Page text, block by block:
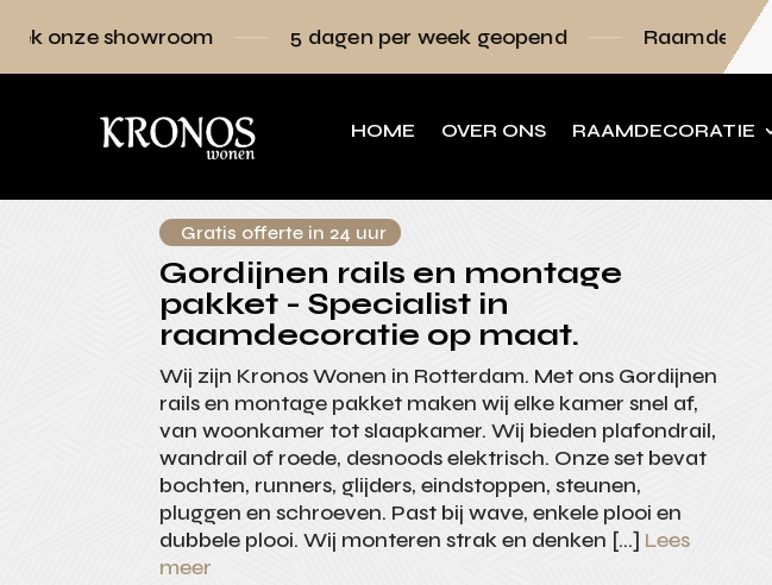
5 dagen per week geopend Raamdecoratie volledig op
HOME OVER ONS RAAMDECORATIE
Gratis offerte in 24 uur
Gordijnen rails en montage
pakket - Specialist in
raamdecoratie op maat.
Wij zijn Kronos Wonen in Rotterdam. Met ons Gordijnen
rails en montage pakket maken wij elke kamer snel af,
van woonkamer tot slaapkamer. Wij bieden plafondrail,
wandrail of roede, desnoods elektrisch. Onze set bevat
bochten, runners, glijders, eindstoppen, steunen,
pluggen en schroeven. Past bij wave, enkele plooi en
dubbele plooi. Wij monteren strak en denken […] Lees
meer